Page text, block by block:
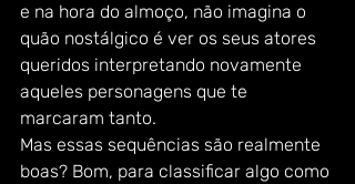
e na hora do almoço, não imagina o
quão nostálgico é ver os seus atores
queridos interpretando novamente
aqueles personagens que te
marcaram tanto.
Mas essas sequências são realmente
boas? Bom, para classificar algo como